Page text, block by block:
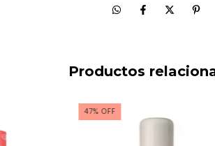
Productos
47%OFF